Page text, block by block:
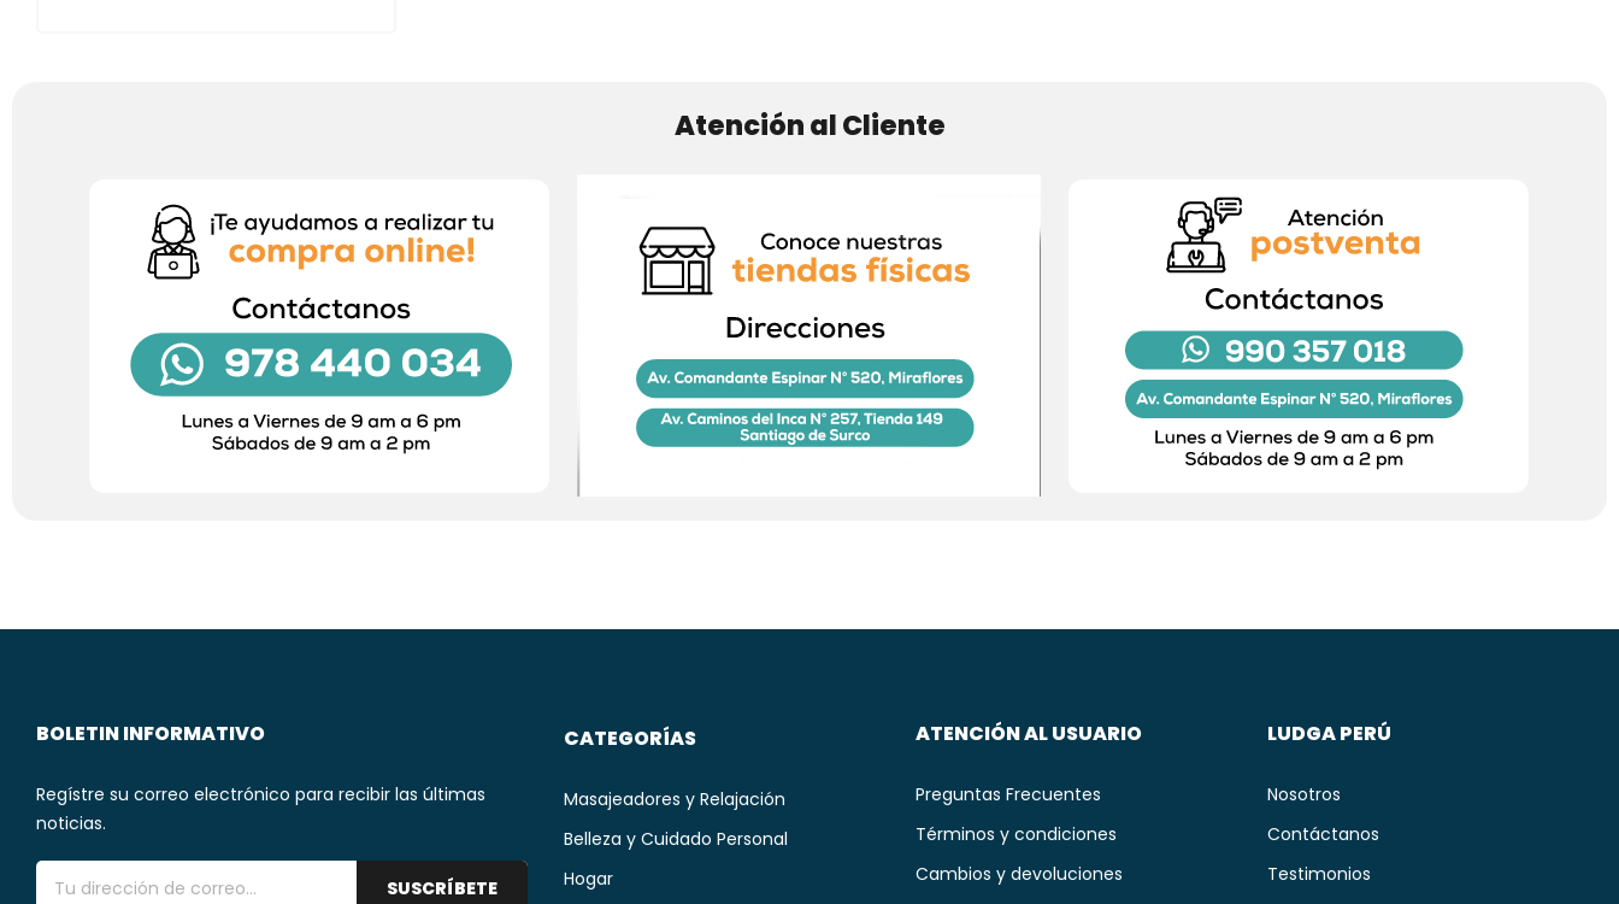
Atención al Cliente
BOLETIN INFORMATIVO
Regístre su correo electrónico para recibir las últimas
noticias.
SUSCRÍBETE
CATEGORÍAS
Masajeadores y Relajación
Belleza y Cuidado Personal
Hogar
ATENCIÓN AL USUARIO
Preguntas Frecuentes
Términos y condiciones
Cambios y devoluciones
LUDGA PERÚ
Nosotros
Contáctanos
Testimonios